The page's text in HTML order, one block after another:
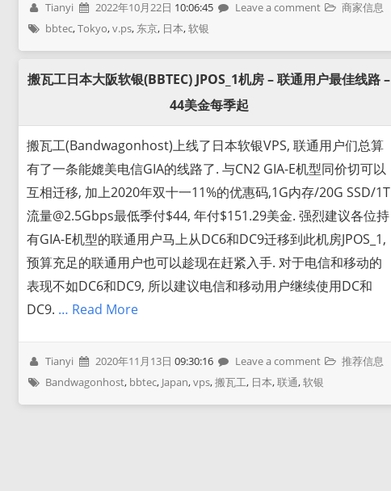
Tianyi 2022年10月22日 10:06:45 Leave a comment
商家信息
bbtec,Tokyo,v.ps, 东京, 日本,软银
搬瓦工日本大阪软银(BBTEC) JPOS_1机房 – 联通用户最佳线路 –
44美金每季起
搬瓦工(Bandwagonhost)上线了日本软银VPS, 联通用户们总算
有了一条能媲美电信GIA的线路了. 与CN2 GIA-E机型同价切可以
互相迁移, 加上2020年双十一11%的优惠码,1G内存/20G SSD/1T
流量@2.5Gbps最低季付$44, 年付$151.29美金. 强烈建议各位持
有GIA-E机型的联通用户马上从DC6和DC9迁移到此机房JPOS_1,
预算充足的联通用户也可以趁现在赶紧入手. 对于电信和移动的
表现不如DC6和DC9, 所以建议电信和移动用户继续使用DC和
DC9. … Read More
Tianyi 2020年11月13日 09:30:16 Leave a comment
推荐信息
Bandwagonhost, bbtec, Japan,vps,搬瓦工, 日本,联通,软银